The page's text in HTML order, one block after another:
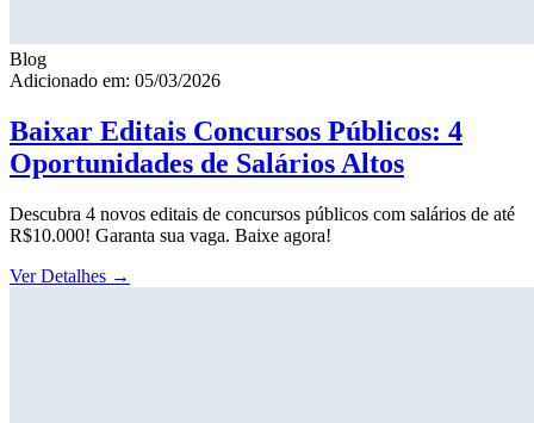
Blog
Adicionado em: 05/03/2026
Baixar Editais Concursos Públicos: 4
Oportunidades de Salários Altos
Descubra 4 novos editais de concursos públicos com salários de até
R$10.000! Garanta sua vaga. Baixe agora!
Ver Detalhes →